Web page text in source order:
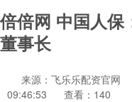
倍倍网 中国人保
董事长
来源：飞乐乐配资官网
09:46:53
查看：140